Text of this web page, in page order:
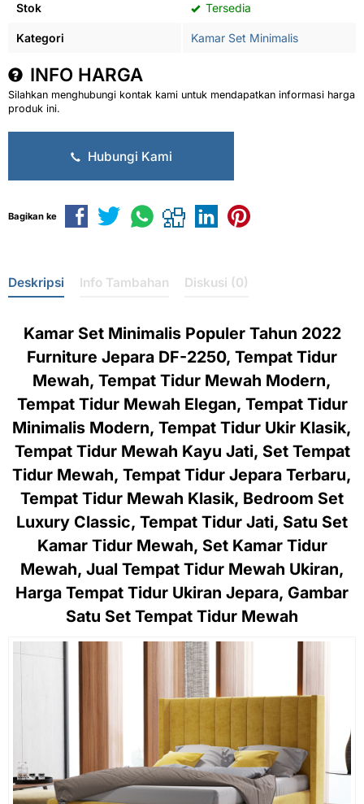
Stok Tersedia
Kategori Kamar Set Minimalis
INFO HARGA
Silahkan menghubungi kontak kami untuk mendapatkan informasi harga
produk ini.
Hubungi Kami
Bagikan ke
Deskripsi Info Tambahan Diskusi (0)
Kamar Set Minimalis Populer Tahun 2022
Furniture Jepara DF-2250, Tempat Tidur
Mewah, Tempat Tidur Mewah Modern,
Tempat Tidur Mewah Elegan, Tempat Tidur
Minimalis Modern, Tempat Tidur Ukir Klasik,
Tempat Tidur Mewah Kayu Jati, Set Tempat
Tidur Mewah, Tempat Tidur Jepara Terbaru,
Tempat Tidur Mewah Klasik, Bedroom Set
Luxury Classic, Tempat Tidur Jati, Satu Set
Kamar Tidur Mewah, Set Kamar Tidur
Mewah, Jual Tempat Tidur Mewah Ukiran,
Harga Tempat Tidur Ukiran Jepara, Gambar
Satu Set Tempat Tidur Mewah